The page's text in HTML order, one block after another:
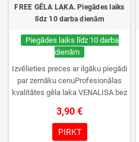
FREE GĒLA LAKA. Piegādes laiks
līdz 10 darba dienām
Piegādes laiks līdz 10 darba
dienām
Izvēlieties preces ar ilgāku piegādi
par zemāku cenuProfesionālas
kvalitātes gēla laka VENALISA bez
krāsu izvēle, lieliska sacietēšana
UV/LED lampās un ilgstoša
noturība. Katrs flakons iepakots
3,90 €
PIRKT